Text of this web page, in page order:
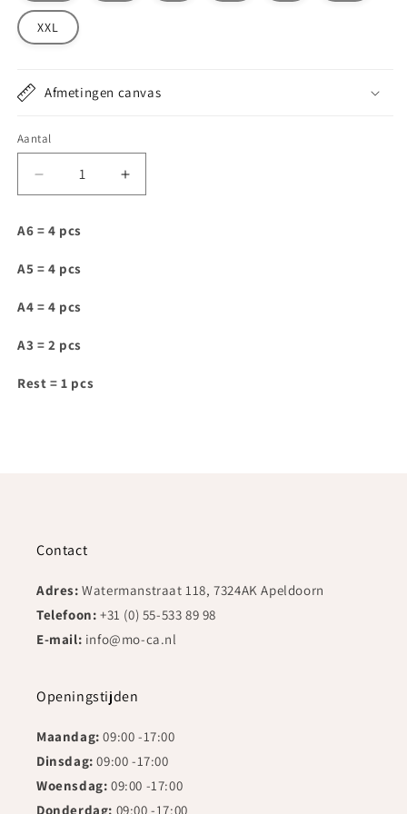
XXL
Afmetingen canvas
Aantal
Aantal
verlagen
DT057
Aantal
verhogen
A6 = 4 pcs
A5 = 4 pcs
A4 = 4 pcs
A3 = 2 pcs
Rest = 1 pcs
Contact
Adres:Watermanstraat 118, 7324AK Apeldoorn
Telefoon: +31 (0) 55-533 89 98
E-mail: info@mo-ca.nl
Openingstijden
Maandag: 09:00 -17:00
Dinsdag:09:00 -17:00
Woensdag: 09:00 -17:00
Donderdag: 09:00 -17:00